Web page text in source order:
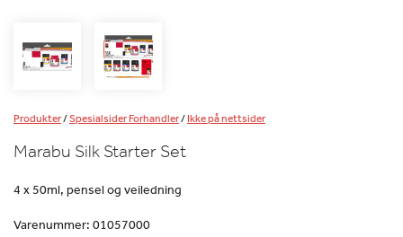
Produkter/Spesialsider Forhandler/Ikke på nettsider
Marabu Silk Starter Set
4 x 50ml, pensel og veiledning
Varenummer: 01057000